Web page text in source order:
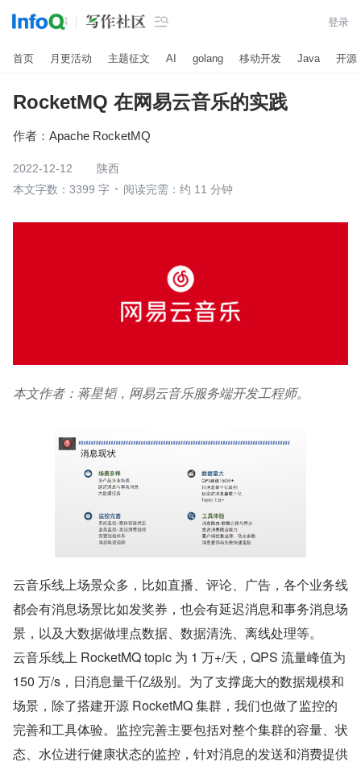
 登录
首页 月更活动 主题征文 AI golang 移动开发 Java 开源
RocketMQ 在网易云音乐的实践
作者： Apache RocketMQ
2022-12-12
陕西
本文字数：3399 字
阅读完需：约 11 分钟
本文作者：蒋星韬，网易云音乐服务端开发工程师。
云音乐线上场景众多，比如直播、评论、广告，各个业务线
都会有消息场景比如发奖券，也会有延迟消息和事务消息场
景，以及大数据做埋点数据、数据清洗、离线处理等。
云音乐线上 RocketMQ topic 为 1 万+/天，QPS 流量峰值为
150 万/s，日消息量千亿级别。为了支撑庞大的数据规模和
场景，除了搭建开源 RocketMQ 集群，我们也做了监控的
完善和工具体验。监控完善主要包括对整个集群的容量、状
态、水位进行健康状态的监控，针对消息的发送和消费提供